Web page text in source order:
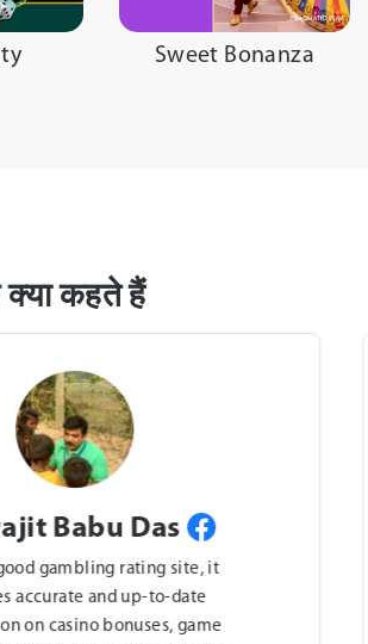
Sweet Bonanza
क्या कहते हैं
Taju Lal
gambling rating site should offer
and reliable information on
as payout percentages, game